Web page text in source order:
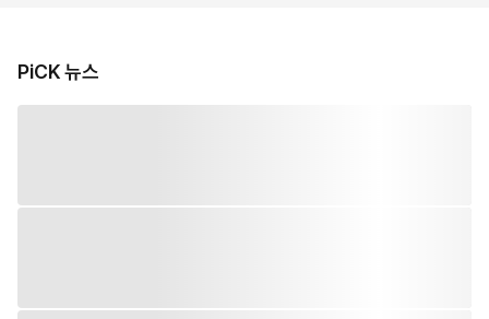
PiCK 뉴스